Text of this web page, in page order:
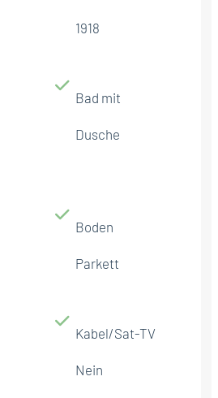
1918
Bad mit
Dusche
Boden
Parkett
Kabel/Sat-TV
Nein